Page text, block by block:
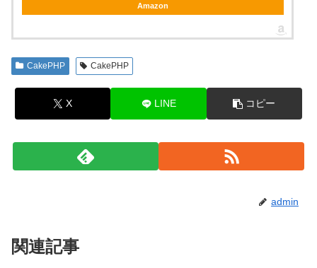
Amazon
CakePHP CakePHP
X LINE コピー
admin
関連記事